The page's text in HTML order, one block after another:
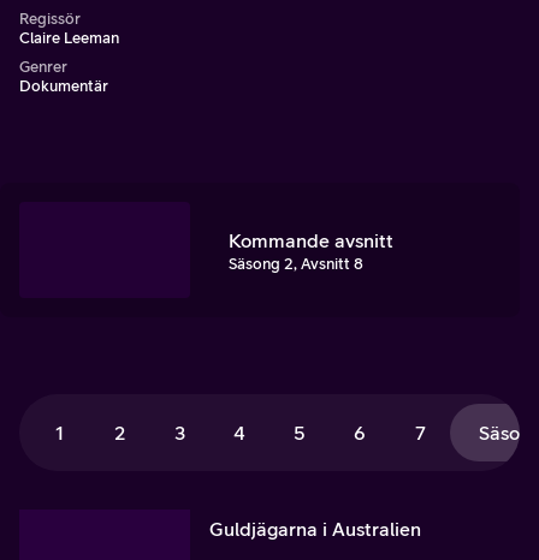
Regissör
Claire Leeman
Genrer
Dokumentär
Kommande avsnitt
Säsong 2, Avsnitt 8
1 2 3 4 5 6 7
Guldjägarna i Australien